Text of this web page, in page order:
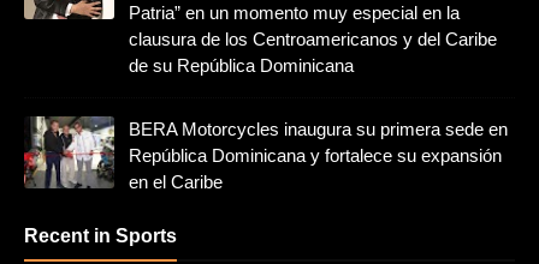
Patria” en un momento muy especial en la
clausura de los Centroamericanos y del Caribe
de su República Dominicana
BERA Motorcycles inaugura su primera sede en
República Dominicana y fortalece su expansión
en el Caribe
Recent in Sports